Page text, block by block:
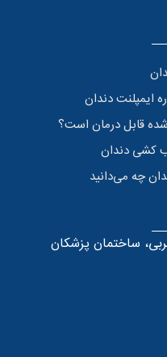
ایمپلنت دندان
قابل درمان است؟
کشی دندان
چه می‌دانید
ساختمان پزشکان